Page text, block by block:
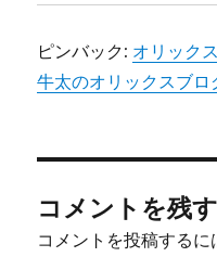
ピンバック: オリック
牛太のオリックスブロ
コメントを残す
コメントを投稿するに